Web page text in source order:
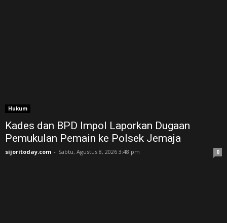
Hukum
Kades dan BPD Impol Laporkan Dugaan
Pemukulan Pemain ke Polsek Jemaja
sijoritoday.com - Sabtu, Agustus 8, 2026 3:48 pm 0